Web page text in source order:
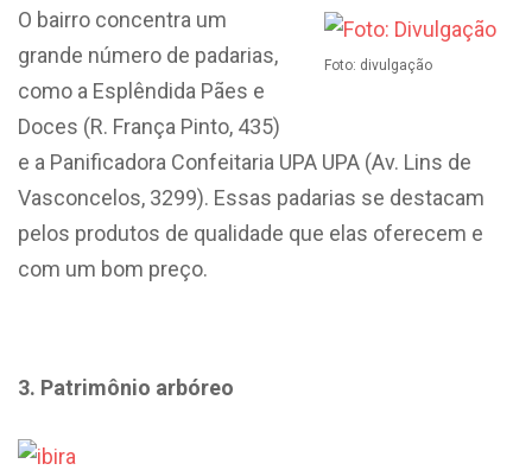
Foto: divulgação
O bairro concentra um
grande número de padarias,
como a Esplêndida Pães e
Doces (R. França Pinto, 435)
e a Panificadora Confeitaria UPA UPA (Av. Lins de
Vasconcelos, 3299). Essas padarias se destacam
pelos produtos de qualidade que elas oferecem e
com um bom preço.
3. Patrimônio arbóreo